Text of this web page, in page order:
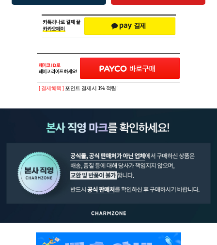
[ 결제혜택 ] 포인트 결제시 1% 적립!